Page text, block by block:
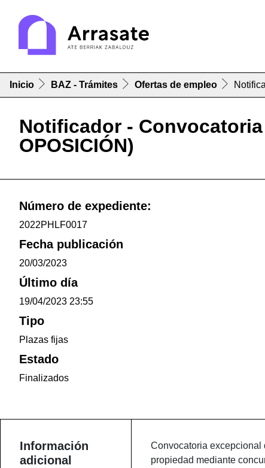
Inicio BAZ - Trámites Ofertas de empleo
Notificador -
OPOSICIÓN)
Número de expediente:
2022PHLF0017
Fecha publicación
20/03/2023
Último día
19/04/2023 23:55
Tipo
Plazas fijas
Estado
Finalizados
Información
adicional
Convocatoria excepcional
propiedad mediante